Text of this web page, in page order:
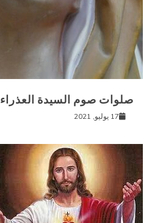
صلوات صوم السيدة العذراء
17 يوليو, 2021